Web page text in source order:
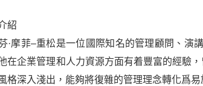
紹
·摩菲–重松是一位國際知名的管理顧問、演
在企業管理和人力資源方面有着豐富的經驗
格深入淺出，能夠將復雜的管理理念轉化爲易